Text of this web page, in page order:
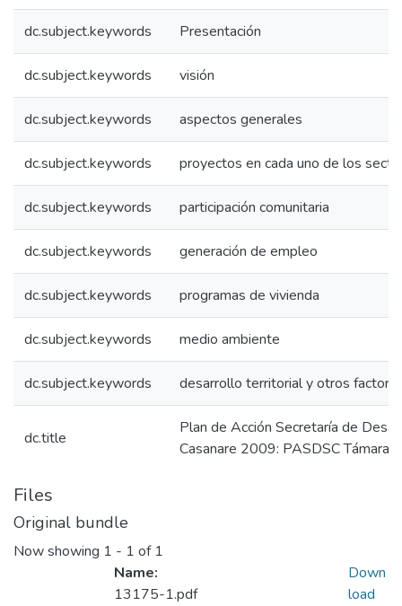
dc.subject.keywords Presentación
dc.subject.keywords visión
dc.subject.keywords aspectos generales
dc.subject.keywords proyectos en cada uno de los
dc.subject.keywords participación comunitaria
dc.subject.keywords generación de empleo
dc.subject.keywords programas de vivienda
dc.subject.keywords medio ambiente
dc.subject.keywords desarrollo territorial y otros
dc.title
Plan de Acción Secretaría de
Casanare 2009: PASDSC Támara
Files
Original bundle
Now showing 1 - 1 of 1
Name:
13175-1.pdf
Down
load